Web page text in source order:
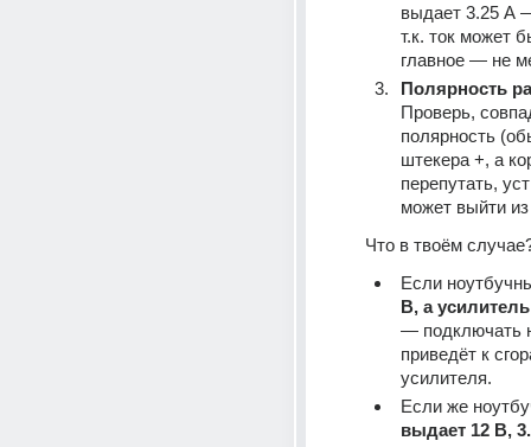
выдает 3.25 А
т.к. ток может
главное — не
Полярность
Проверь,
полярность
штекера +, а
перепутать,
может выйти из
Что в твоём
Если
В, а
— подключать
приведёт к
усилителя.
выдает 12 В,